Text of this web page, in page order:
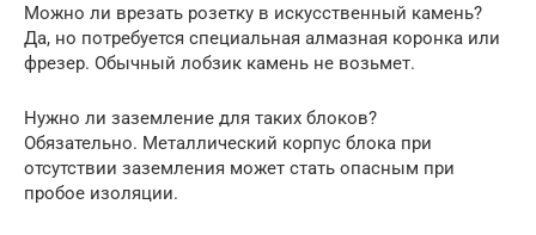
Можно ли врезать розетку в искусственный камень?
Да, но потребуется специальная алмазная коронка или
фрезер. Обычный лобзик камень не возьмет.
Нужно ли заземление для таких блоков?
Обязательно. Металлический корпус блока при
отсутствии заземления может стать опасным при
пробое изоляции.